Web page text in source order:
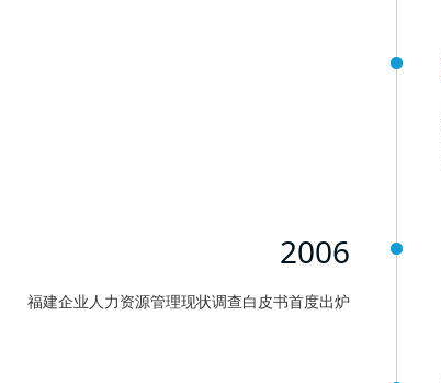
2006
福建企业人力资源管理现状调查白皮书首度出炉